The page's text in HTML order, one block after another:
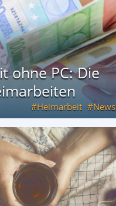
ohne PC: Die
Heimarbeit News